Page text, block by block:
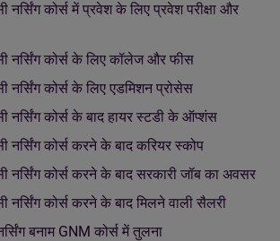
नर्सिंग कोर्स में प्रवेश के लिए प्रवेश परीक्षा और
नर्सिंग कोर्स के लिए कॉलेज और फीस
नर्सिंग कोर्स के लिए एडमिशन प्रोसेस
नर्सिंग कोर्स के बाद हायर स्टडी के ऑप्शंस
नर्सिंग कोर्स करने के बाद करियर स्कोप
नर्सिंग कोर्स करने के बाद सरकारी जॉब का अवसर
नर्सिंग कोर्स करने के बाद मिलने वाली सैलरी
बनाम GNM कोर्स में तुलना